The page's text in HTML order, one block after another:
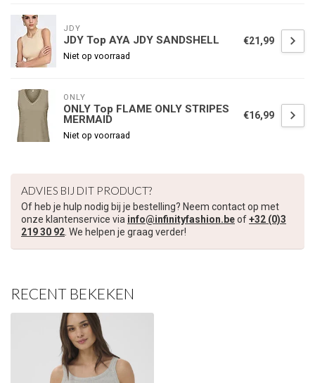
JDY
JDY Top AYA JDY SANDSHELL
Niet op voorraad
€21,99
ONLY
ONLY Top FLAME ONLY STRIPES
MERMAID
Niet op voorraad
€16,99
ADVIES BIJ DIT PRODUCT?
Of heb je hulp nodig bij je bestelling? Neem contact op met
onze klantenservice via info@infinityfashion.beof+32 (0)3
219 30 92. We helpen je graag verder!
RECENT BEKEKEN
€5,00 korting op je volgende bestelling
over onze nieuwe collectie, en ontvang
volgende aankoop! 😀
Inschrijven
Je korting is geldig bij een minimale bestelwaarde van €45,00